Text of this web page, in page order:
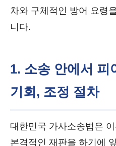
차와 구체적인 방어 요령
니다.
1. 소송 안에서 피
기회, 조정 절차
대한민국 가사소송법은
본격적인 재판을 하기에